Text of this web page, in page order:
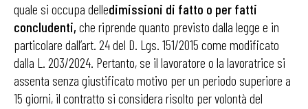
quale si occupa delledimissioni di fatto o per fatti
concludenti, che riprende quanto previsto dalla legge e in
particolare dall’art. 24 del D. Lgs. 151/2015 come modificato
dalla L. 203/2024. Pertanto, se il lavoratore o la lavoratrice si
assenta senza giustificato motivo per un periodo superiore a
15 giorni, il contratto si considera risolto per volontà del